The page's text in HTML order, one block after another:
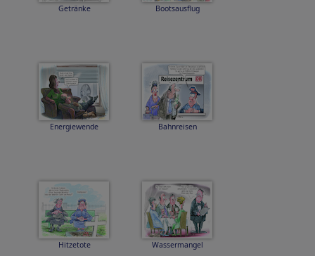
Getränke Bootsausflug
Energiewende Bahnreisen
Hitzetote Wassermangel